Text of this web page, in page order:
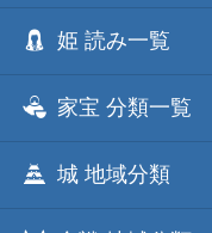
姫 読み一覧
家宝 分類一覧
城 地域分類